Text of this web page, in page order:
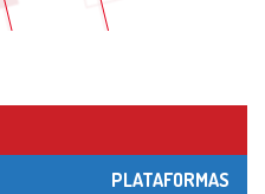
PLATAFORMAS